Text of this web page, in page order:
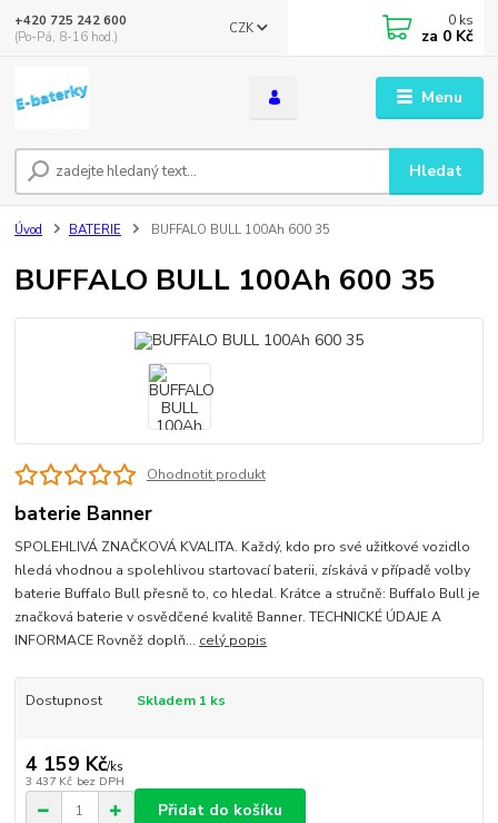
Menu
CZK
Hledat
+420 725 242 600
(Po-Pá, 8-16 hod.)
0 ks
za 0 Kč
Úvod BATERIE BUFFALO BULL 100Ah 600 35
BUFFALO BULL 100Ah 600 35
Ohodnotit produkt
baterie Banner
SPOLEHLIVÁ ZNAČKOVÁ KVALITA. Každý, kdo pro své užitkové vozidlo
hledá vhodnou a spolehlivou startovací baterii, získává v případě volby
baterie Buffalo Bull přesně to, co hledal. Krátce a stručně: Buffalo Bull je
značková baterie v osvědčené kvalitě Banner. TECHNICKÉ ÚDAJE A
INFORMACE Rovněž doplň... celý popis
Dostupnost Skladem 1 ks
4 159 Kč/ks
3 437 Kč bez DPH
Přidat do košíku